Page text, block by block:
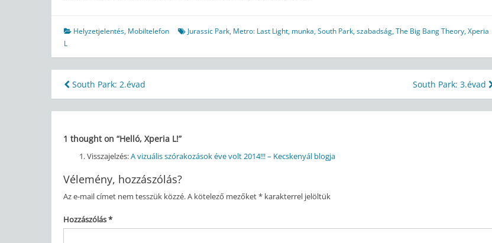
Helyzetjelentés, Mobiltelefon Jurassic Park, Metro: Last Light, munka,South Park,szabadság,The Big Bang Theory,Xperia
L
Bejegyzés
navigáció
South Park: 2.évad South Park: 3.évad
1 thought on “Helló, Xperia L!”
Visszajelzés:A vizuális szórakozások éve volt 2014!!! – Kecskenyál blogja
Vélemény, hozzászólás?
Az e-mail címet nem tesszük közzé.A kötelező mezőket*karakterrel jelöltük
Hozzászólás*